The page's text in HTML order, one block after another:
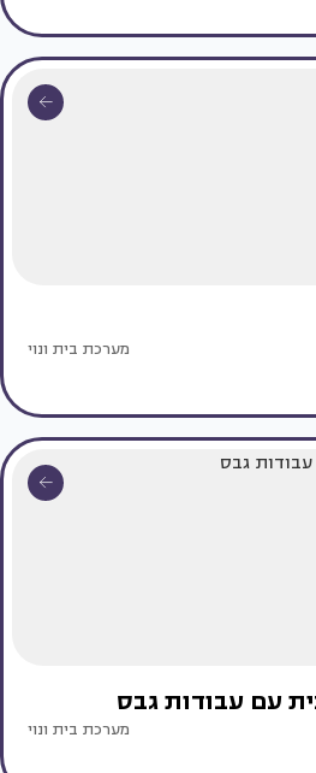
מערכת בית ונוי
עם עבודות גבס
מערכת בית ונוי